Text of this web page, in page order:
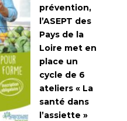
prévention,
l’ASEPT des
Pays de la
Loire met en
place un
cycle de 6
ateliers « La
santé dans
l’assiette »